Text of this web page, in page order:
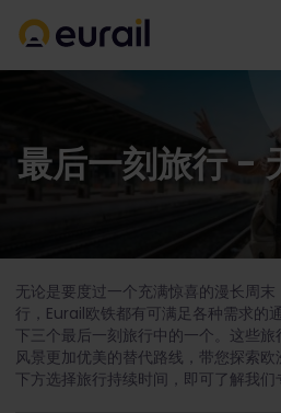
最后一刻旅行 -
无论是要度过一个充满惊喜的漫长周
行，Eurail欧铁都有可满足各种需求的
下三个最后一刻旅行中的一个。这些
风景更加优美的替代路线，带您探索
下方选择旅行持续时间，即可了解我们